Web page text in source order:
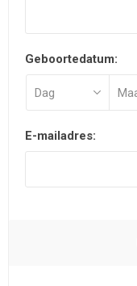
Geboortedatum:
E-mailadres: